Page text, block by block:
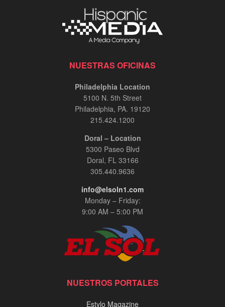
NUESTRAS OFICINAS
Philadelphia Location
5100 N. 5th Street
Philadelphia, PA. 19120
215.424.1200
Doral – Location
5300 Paseo Blvd
Doral, FL 33166
305.440.9636
info@elsoln1.com
Monday – Friday:
9:00 AM – 5:00 PM
NUESTROS PORTALES
Estylo Magazine